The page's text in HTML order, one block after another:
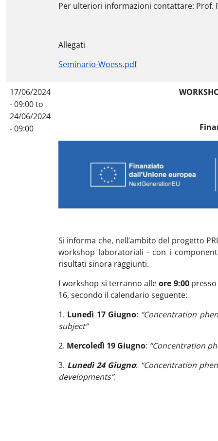
Per ulteriori informazioni contattare: Prof.
Allegati
Seminario-Woess.pdf
17/06/2024
- 09:00to
24/06/2024
- 09:00
Si informa che, nell’ambito del progetto
workshop laboratoriali - con i
risultati sinora raggiunti.
I workshop si terranno alleore 9:00presso
16, secondo il calendario seguente:
1. Lunedì 17 Giugno: “Concentration
subject”
2. Mercoledì 19 Giugno: “Concentration
3. Lunedì 24 Giugno: “Concentration
developments”.